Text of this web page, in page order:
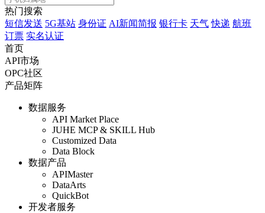
热门搜索
短信发送 5G基站 身份证 AI新闻简报 银行卡 天气 快递 航班
订票 实名认证
首页
API市场
OPC社区
产品矩阵
数据服务
API Market Place
JUHE MCP & SKILL Hub
Customized Data
Data Block
数据产品
APIMaster
DataArts
QuickBot
开发者服务